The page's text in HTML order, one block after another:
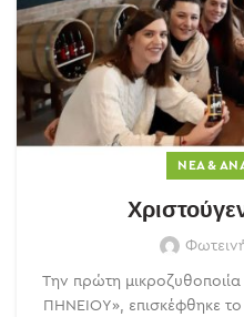
ΝΈΑ &
Την πρώτη
ΠΗΝΕΙΟΥ», επισκέφθηκε το